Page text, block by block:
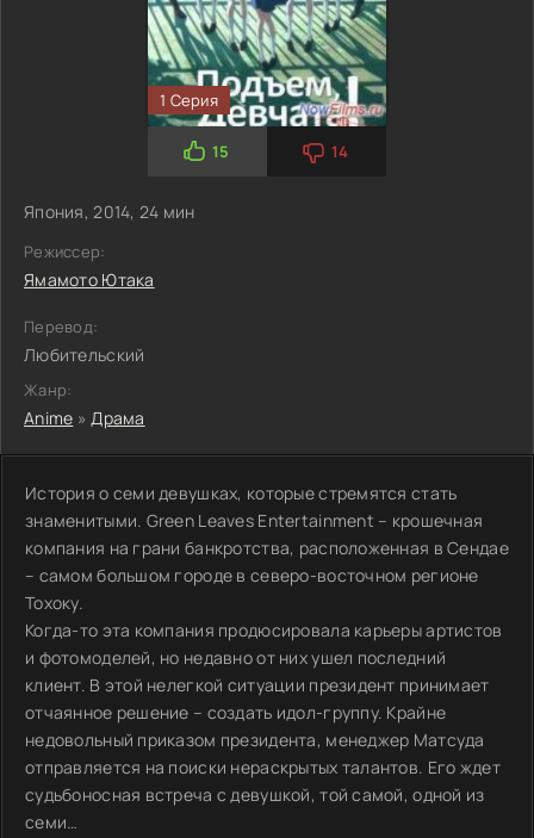
1 Серия
15 14
Япония, 2014, 24 мин
Режиссер:
Ямамото Ютака
Перевод:
Любительский
Жанр:
Anime »Драма
История о семи девушках, которые стремятся стать
знаменитыми. Green Leaves Entertainment – крошечная
компания на грани банкротства, расположенная в Сендае
– самом большом городе в северо-восточном регионе
Тохоку.
Когда-то эта компания продюсировала карьеры артистов
и фотомоделей, но недавно от них ушел последний
клиент. В этой нелегкой ситуации президент принимает
отчаянное решение – создать идол-группу. Крайне
недовольный приказом президента, менеджер Матсуда
отправляется на поиски нераскрытых талантов. Его ждет
судьбоносная встреча с девушкой, той самой, одной из
семи…